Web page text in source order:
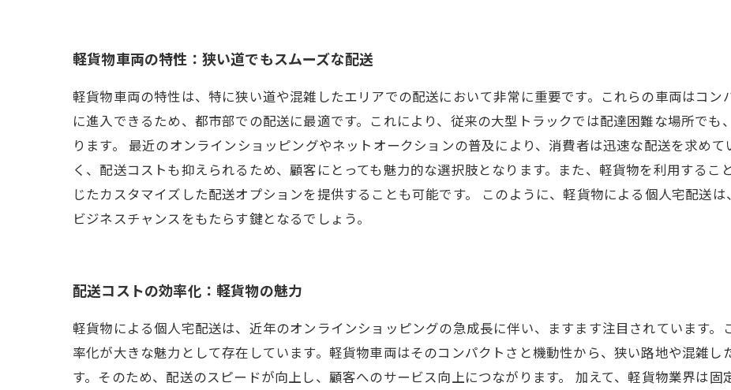
軽貨物車両の特性：狭い道でもスムーズな配送
軽貨物車両の特性は、特に狭い道や混雑したエリアでの配送において非常に重要です。これらの車両はコ
に進入できるため、都市部での配送に最適です。これにより、従来の大型トラックでは配達困難な場所で
ります。 最近のオンラインショッピングやネットオークションの普及により、消費者は迅速な配送を求め
く、配送コストも抑えられるため、顧客にとっても魅力的な選択肢となります。また、軽貨物を利用するこ
じたカスタマイズした配送オプションを提供することも可能です。 このように、軽貨物による個人宅配送
ビジネスチャンスをもたらす鍵となるでしょう。
配送コストの効率化：軽貨物の魅力
軽貨物による個人宅配送は、近年のオンラインショッピングの急成長に伴い、ますます注目されています
率化が大きな魅力として存在しています。軽貨物車両はそのコンパクトさと機動性から、狭い路地や混雑
す。そのため、配送のスピードが向上し、顧客へのサービス向上につながります。 加えて、軽貨物業界は